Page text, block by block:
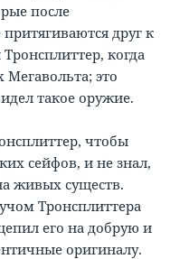
после
друг к
когда
Мегавольта; это
такое оружие.
чтобы
сейфов, и не знал,
живых существ.
Тронсплиттера
его на добрую и
оригиналу.